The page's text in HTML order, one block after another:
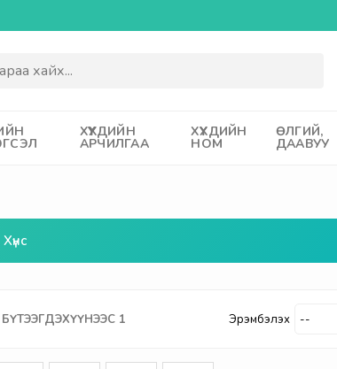
ХҮҮХДИЙН
АРЧИЛГАА
ХҮҮХДИЙН
НОМ
ӨЛГИЙ,
ДААВУУ
Хүнс
БҮТЭЭГДЭХҮҮНЭЭС 1 Эрэмбэлэх